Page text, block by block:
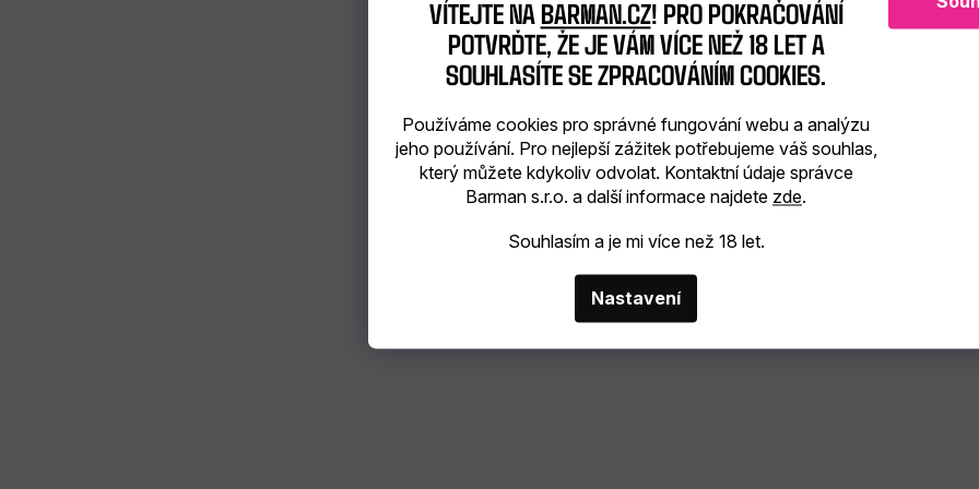
VÍTEJTE NABARMAN.CZ! PRO POKRAČOVÁNÍ
POTVRĎTE, ŽE JE VÁM VÍCE NEŽ 18 LET A
SOUHLASÍTE SE ZPRACOVÁNÍM COOKIES.
Používáme cookies pro správné fungování webu a analýzu
jeho používání. Pro nejlepší zážitek potřebujeme váš souhlas,
který můžete kdykoliv odvolat. Kontaktní údaje správce
Barman s.r.o. a další informace najdete zde.
Souhlasím a je mi více než 18 let.
Nastavení